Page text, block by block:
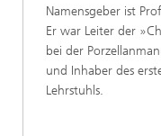
Namensgeber ist
Er war Leiter der
bei der
und Inhaber des
Lehrstuhls.